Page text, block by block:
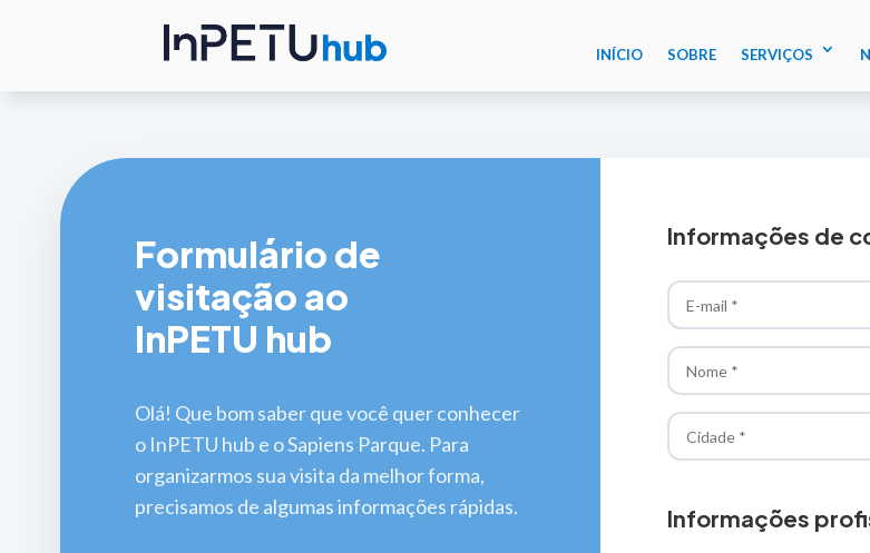
INÍCIO SOBRE SERVIÇOS
Formulário de
visitação ao
InPETU hub
Olá! Que bom saber que você quer conhecer
o InPETU hub e o Sapiens Parque. Para
organizarmos sua visita da melhor forma,
precisamos de algumas informações rápidas.
Informações de
Informações